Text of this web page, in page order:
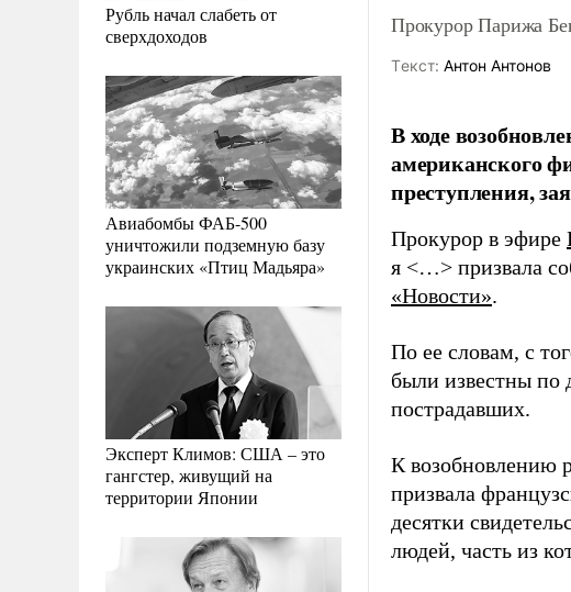
Рубль начал слабеть от
сверхдоходов
Авиабомбы ФАБ-500
уничтожили подземную базу
украинских «Птиц Мадьяра»
Эксперт Климов: США – это
гангстер, живущий на
территории Японии
Прокурор Парижа
Tекст: Антон Антонов
В ходе
американского
преступления,
Прокурор в эфире
я <…> призвала
«Новости».
По ее словам, с
были известны по
пострадавших.
К возобновлению
призвала
десятки
людей, часть из